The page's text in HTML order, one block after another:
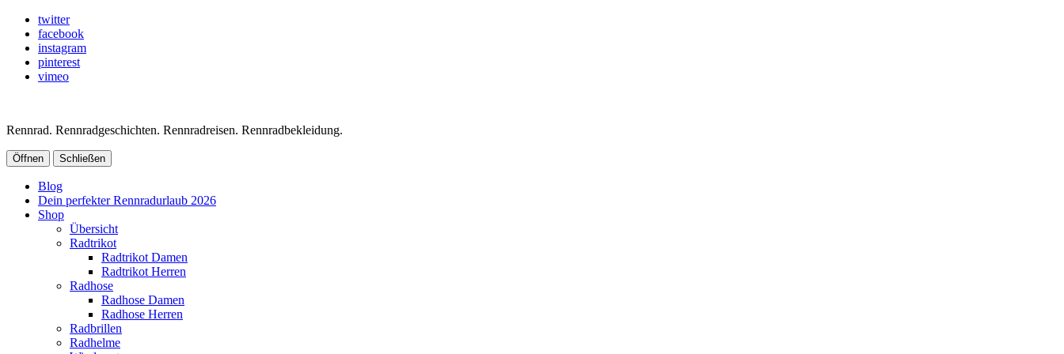
twitter
facebook
instagram
pinterest
vimeo
Rennrad. Rennradgeschichten. Rennradreisen. Rennradbekleidung.
Öffnen Schließen
Blog
Dein perfekter Rennradurlaub 2026
Shop
Übersicht
Radtrikot
Radtrikot Damen
Radtrikot Herren
Radhose
Radhose Damen
Radhose Herren
Radbrillen
Radhelme